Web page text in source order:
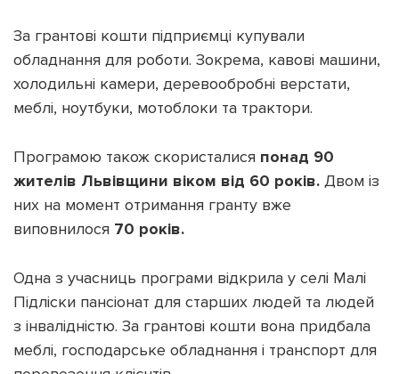
За грантові кошти підприємці купували
обладнання для роботи. Зокрема, кавові машини,
холодильні камери, деревообробні верстати,
меблі, ноутбуки, мотоблоки та трактори.
Програмою також скористалися понад 90
жителів Львівщини віком від 60 років. Двом із
них на момент отримання гранту вже
виповнилося 70 років.
Одна з учасниць програми відкрила у селі Малі
Підліски пансіонат для старших людей та людей
з інвалідністю. За грантові кошти вона придбала
меблі, господарське обладнання і транспорт для